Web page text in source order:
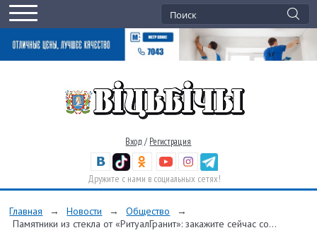
Вход / Регистрация
Дружите с нами в социальных сетях!
Главная → Новости → Общество
→
Памятники из стекла от «РитуалГранит»: закажите сейчас со...